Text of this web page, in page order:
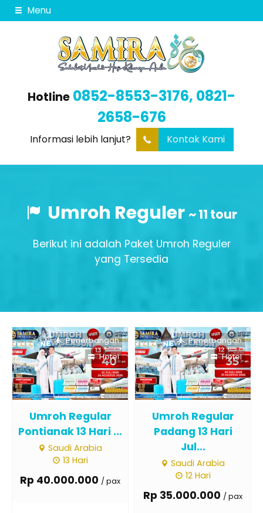
Menu
Hotline 0852-8553-3176, 0821-
2658-676
Informasi lebih lanjut? Kontak Kami
Umroh Reguler ~ 11 tour
Berikut ini adalah Paket Umroh Reguler
yang Tersedia
Umroh Regular
Pontianak 13 Hari ...
Saudi Arabia
13 Hari
Rp 40.000.000 / pax
Penerbangan
Hotel
Umroh Regular
Padang 13 Hari
Jul...
Saudi Arabia
12 Hari
Rp 35.000.000 / pax
Penerbangan
Hotel